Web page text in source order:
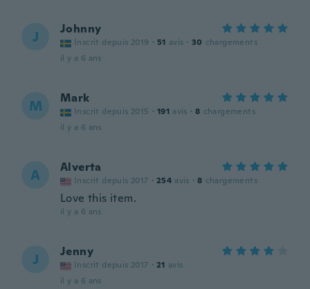
J Johnny
Inscrit depuis 2019 · 51 avis · 30 chargements
il y a 6 ans
M Mark
Inscrit depuis 2015 · 191 avis · 8 chargements
il y a 6 ans
A Alverta
Inscrit depuis 2017 · 254 avis · 8 chargements
Love this item.
il y a 6 ans
J Jenny
Inscrit depuis 2017 · 21 avis
il y a 6 ans